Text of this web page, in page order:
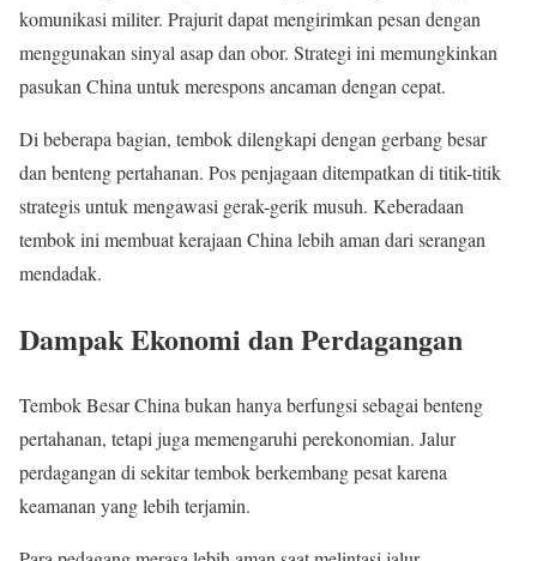
komunikasi militer. Prajurit dapat mengirimkan pesan dengan
menggunakan sinyal asap dan obor. Strategi ini memungkinkan
pasukan China untuk merespons ancaman dengan cepat.
Di beberapa bagian, tembok dilengkapi dengan gerbang besar
dan benteng pertahanan. Pos penjagaan ditempatkan di titik-titik
strategis untuk mengawasi gerak-gerik musuh. Keberadaan
tembok ini membuat kerajaan China lebih aman dari serangan
mendadak.
Dampak Ekonomi dan Perdagangan
Tembok Besar China bukan hanya berfungsi sebagai benteng
pertahanan, tetapi juga memengaruhi perekonomian. Jalur
perdagangan di sekitar tembok berkembang pesat karena
keamanan yang lebih terjamin.